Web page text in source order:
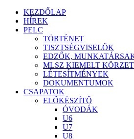
KEZDŐLAP
HÍREK
PELC
TÖRTÉNET
TISZTSÉGVISELŐK
EDZŐK,
MLSZ KIEMELT
LÉTESÍTMÉNYEK
DOKUMENTUMOK
CSAPATOK
ELŐKÉSZÍTŐ
ÓVODÁK
U6
U7
U8